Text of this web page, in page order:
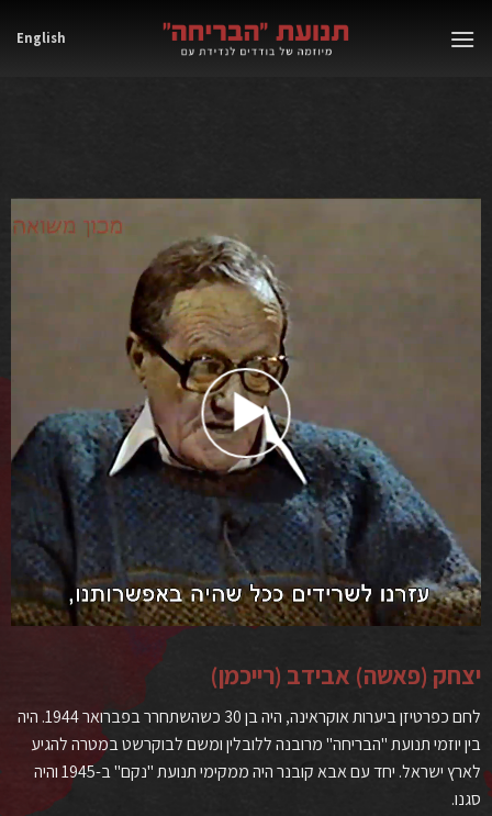
English
יצחק (פאשה) אבידב (רייכמן)
לחם כפרטיזן ביערות אוקראינה, היה בן 30 כשהשתחרר בפברואר 1944. היה
בין יוזמי תנועת "הבריחה" מרובנה ללובלין ומשם לבוקרשט במטרה להגיע
לארץ ישראל. יחד עם אבא קובנר היה ממקימי תנועת "נקם" ב-1945 והיה
סגנו.